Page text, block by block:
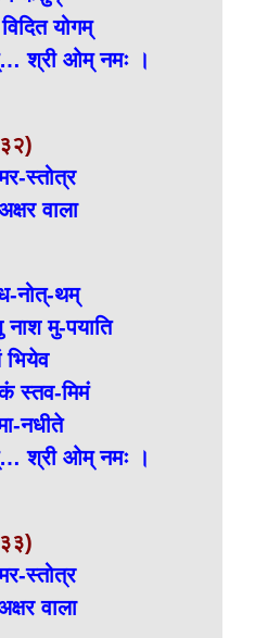
योगम्
श्री ओम् नमः ।
स्तोत्र
वाला
नोत्-थम्
मु-पयाति
स्तव-मिमं
नधीते
श्री ओम् नमः ।
स्तोत्र
वाला